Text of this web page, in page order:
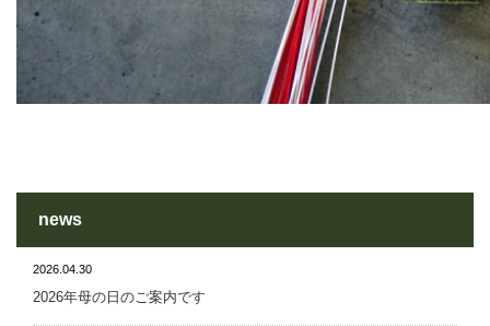
news
2026.04.30
2026年母の日のご案内です